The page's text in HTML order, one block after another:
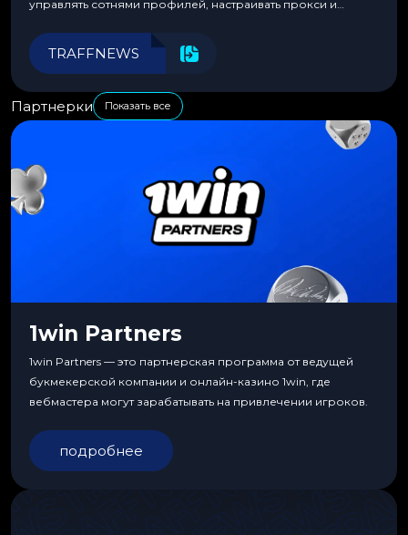
управлять сотнями профилей, настраивать прокси и
эффективности.
TRAFFNEWS
Партнерки Показать все
1win Partners
1win Partners — это партнерская программа от ведущей
букмекерской компании и онлайн-казино 1win, где
вебмастера могут зарабатывать на привлечении игроков.
подробнее